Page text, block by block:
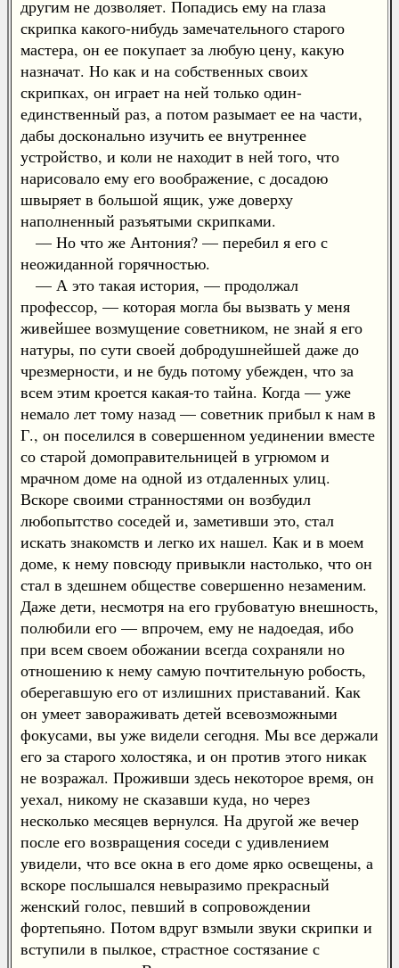
другим не дозволяет. Попадись ему на глаза
скрипка какого-нибудь замечательного старого
мастера, он ее покупает за любую цену, какую
назначат. Но как и на собственных своих
скрипках, он играет на ней только один-
единственный раз, а потом разымает ее на части,
дабы досконально изучить ее внутреннее
устройство, и коли не находит в ней того, что
нарисовало ему его воображение, с досадою
швыряет в большой ящик, уже доверху
наполненный разъятыми скрипками.
— Но что же Антония? — перебил я его с
неожиданной горячностью.
— А это такая история, — продолжал
профессор, — которая могла бы вызвать у меня
живейшее возмущение советником, не знай я его
натуры, по сути своей добродушнейшей даже до
чрезмерности, и не будь потому убежден, что за
всем этим кроется какая-то тайна. Когда — уже
немало лет тому назад — советник прибыл к нам в
Г., он поселился в совершенном уединении вместе
со старой домоправительницей в угрюмом и
мрачном доме на одной из отдаленных улиц.
Вскоре своими странностями он возбудил
любопытство соседей и, заметивши это, стал
искать знакомств и легко их нашел. Как и в моем
доме, к нему повсюду привыкли настолько, что он
стал в здешнем обществе совершенно незаменим.
Даже дети, несмотря на его грубоватую внешность,
полюбили его — впрочем, ему не надоедая, ибо
при всем своем обожании всегда сохраняли но
отношению к нему самую почтительную робость,
оберегавшую его от излишних приставаний. Как
он умеет завораживать детей всевозможными
фокусами, вы уже видели сегодня. Мы все держали
его за старого холостяка, и он против этого никак
не возражал. Проживши здесь некоторое время, он
уехал, никому не сказавши куда, но через
несколько месяцев вернулся. На другой же вечер
после его возвращения соседи с удивлением
увидели, что все окна в его доме ярко освещены, а
вскоре послышался невыразимо прекрасный
женский голос, певший в сопровождении
фортепьяно. Потом вдруг взмыли звуки скрипки и
вступили в пылкое, страстное состязание с